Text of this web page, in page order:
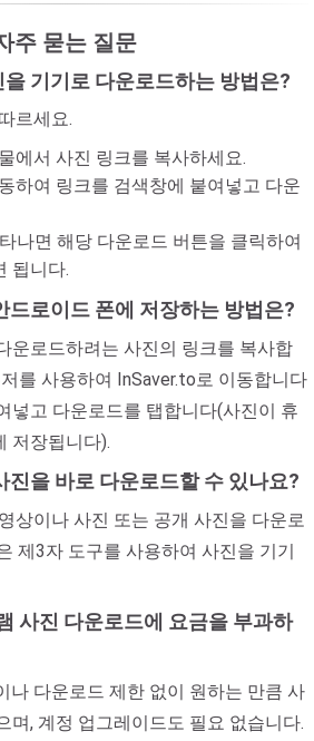
주 묻는 질문
기기로 다운로드하는 방법은?
르세요.
에서 사진 링크를 복사하세요.
하여 링크를 검색창에 붙여넣고 다운
나면 해당 다운로드 버튼을 클릭하여
됩니다.
드로이드 폰에 저장하는 방법은?
운로드하려는 사진의 링크를 복사합
를 사용하여 InSaver.to로 이동합니다
넣고 다운로드를 탭합니다(사진이 휴
저장됩니다).
진을 바로 다운로드할 수 있나요?
상이나 사진 또는 공개 사진을 다운로
제3자 도구를 사용하여 사진을 기기
사진 다운로드에 요금을 부과하
나 다운로드 제한 없이 원하는 만큼 사
며, 계정 업그레이드도 필요 없습니다.